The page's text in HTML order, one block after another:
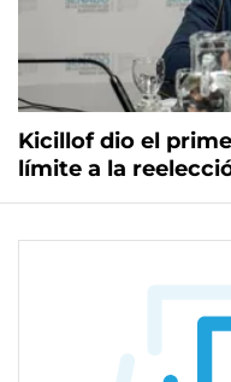
Kicillof dio el
límite a la